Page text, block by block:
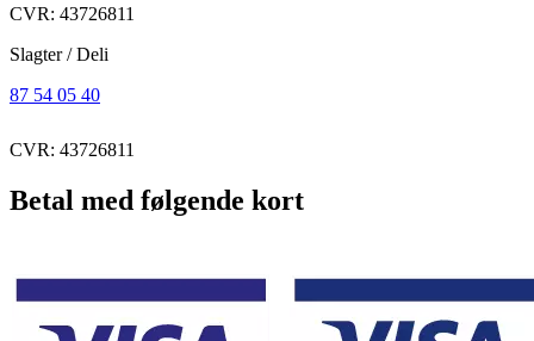
CVR: 43726811
Slagter / Deli
87 54 05 40
CVR: 43726811
Betal med følgende kort